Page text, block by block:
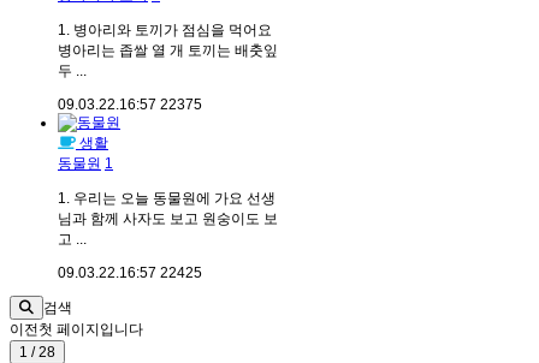
1. 병아리와 토끼가 점심을 먹어요
병아리는 좁쌀 열 개 토끼는 배춧잎
두 ...
09.03.22.16:57 22375
생활
동물원 1
1. 우리는 오늘 동물원에 가요 선생
님과 함께 사자도 보고 원숭이도 보
고 ...
09.03.22.16:57 22425
검색
이전첫 페이지입니다
1 / 28